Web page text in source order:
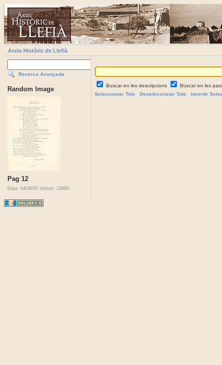
Arxiu Històric de Llefià
Recerca Avançada
Random Image
Pag 12
Data: 04/08/05 Visites: 15980
Buscar en les descripcions
Buscar en les
Seleccionar Tots
Deseleccionar Tots Invertir